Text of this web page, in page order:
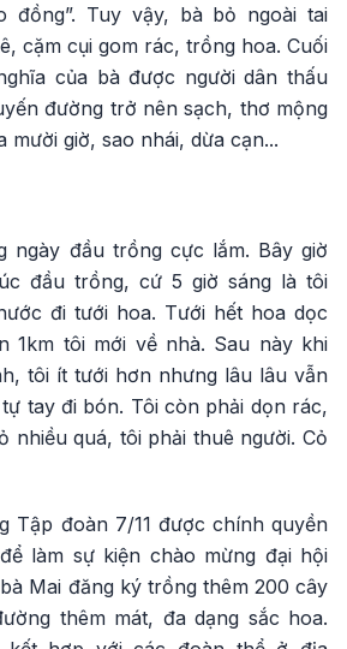
đồng”. Tuy vậy, bà bỏ ngoài tai
cặm cụi gom rác, trồng hoa. Cuối
của bà được người dân thấu
đường trở nên sạch, thơ mộng
mười giờ, sao nhái, dừa cạn...
ngày đầu trồng cực lắm. Bây giờ
đầu trồng, cứ 5 giờ sáng là tôi
đi tưới hoa. Tưới hết hoa dọc
1km tôi mới về nhà. Sau này khi
tôi ít tưới hơn nhưng lâu lâu vẫn
tay đi bón. Tôi còn phải dọn rác,
nhiều quá, tôi phải thuê người. Cỏ
Tập đoàn 7/11 được chính quyền
làm sự kiện chào mừng đại hội
Mai đăng ký trồng thêm 200 cây
thêm mát, đa dạng sắc hoa.